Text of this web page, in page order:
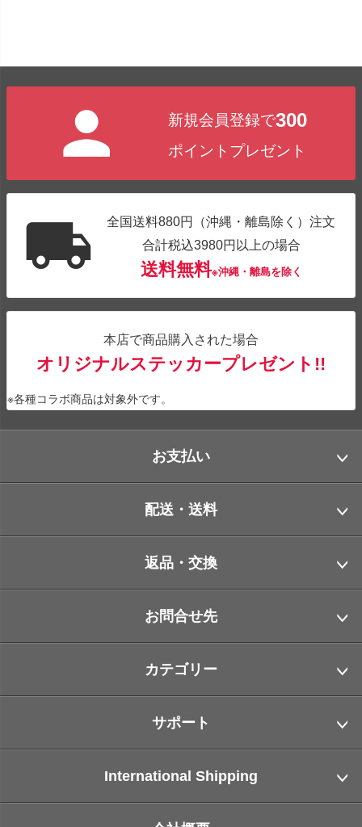
新規会員登録で300
ポイントプレゼント
全国送料880円（沖縄・離島除く）注文
合計税込3980円以上の場合
送料無料※沖縄・離島を除く
本店で商品購入された場合
オリジナルステッカープレゼント!!
※各種コラボ商品は対象外です。
お支払い
配送・送料
返品・交換
お問合せ先
カテゴリー
サポート
International Shipping